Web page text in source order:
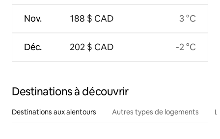
Nov.
Déc.
188 $ CAD
202 $ CAD
3 °C
-2 °C
Destinations à découvrir
Destinations aux alentours Autres types de logements